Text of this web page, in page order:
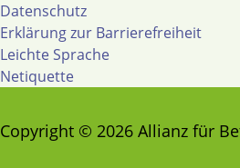
Datenschutz
Erklärung zur Barrierefreiheit
Leichte Sprache
Netiquette
Copyright © 2026 Allianz für